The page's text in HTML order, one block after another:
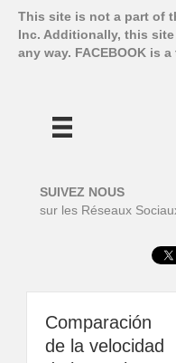
​​​​​​​This site is not a part of
Inc. Additionally, this
any way. FACEBOOK is
SUIVEZ NOUS
sur les Réseaux
Comparación
de la velocidad